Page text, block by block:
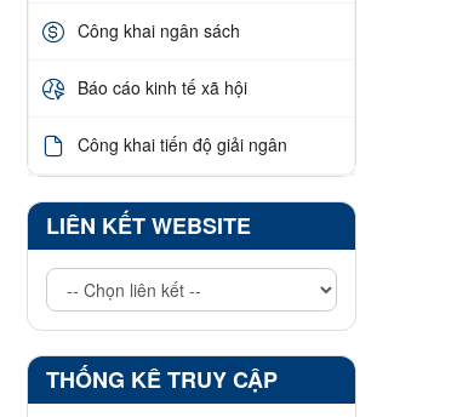
Công khai ngân sách
Báo cáo kinh tế xã hội
Công khai tiến độ giải ngân
LIÊN KẾT WEBSITE
THỐNG KÊ TRUY CẬP